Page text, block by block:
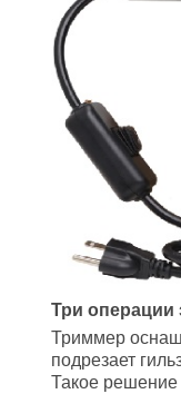
Три операции
Триммер
подрезает
Такое решение